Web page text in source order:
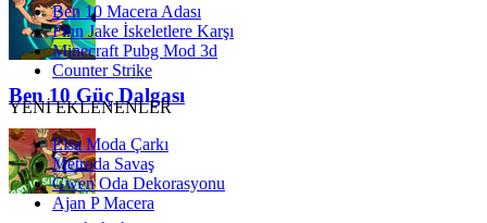
Ben 10 Güç Dalgası
Ben 10 Macera Adası
Finn Jake İskeletlere Karşı
Minecraft Pubg Mod 3d
Counter Strike
YENİ EKLENENLER
Elsa Moda Çarkı
Metroda Savaş
Gwen Oda Dekorasyonu
Ajan P Macera